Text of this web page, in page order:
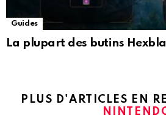
Guides
La plupart des butins
PLUS D'ARTICLES EN